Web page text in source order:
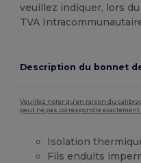
veuillez indiquer, lors
TVA
Description du bonnet
Veuillez noter qu'en raison du
peut ne pas correspondre
Isolation
Fils enduits